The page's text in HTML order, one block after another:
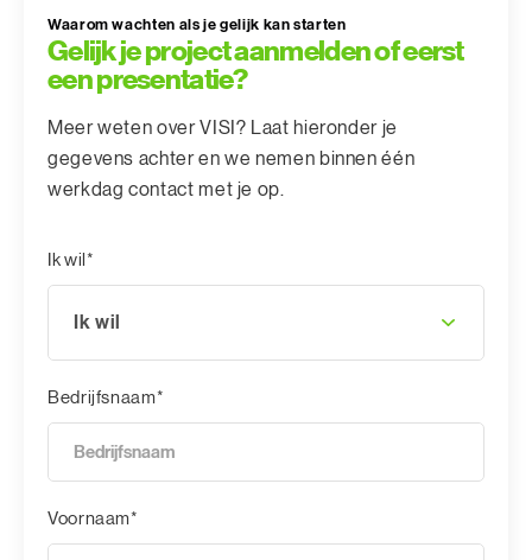
Waarom wachten als je gelijk kan starten
Gelijk je project aanmelden of eerst
een presentatie?
Meer weten over VISI? Laat hieronder je
gegevens achter en we nemen binnen één
werkdag contact met je op.
Ik wil*
Ik wil
Bedrijfsnaam*
Voornaam*